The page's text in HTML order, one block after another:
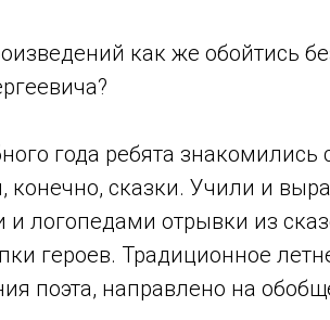
как же обойтись
года ребята
конечно, сказки. Учили и
и логопедами отрывки из
героев. Традиционное
поэта, направлено на